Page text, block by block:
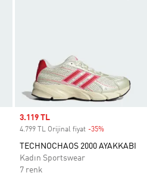
Sale price
3.119 TL
4.799 TL Orijinal fiyat -35%
TECHNOCHAOS 2000 AYAKKABI
Kadın Sportswear
7 renk